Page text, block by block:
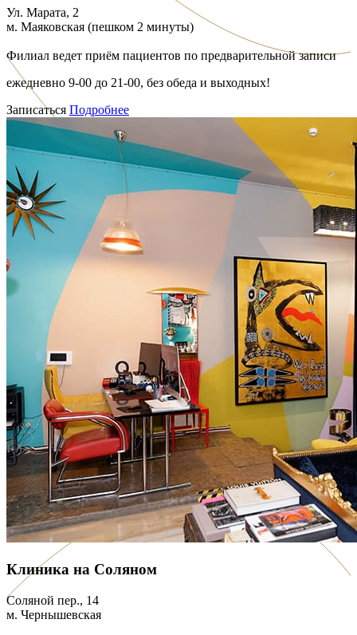
Ул. Марата, 2
м. Маяковская (пешком 2 минуты)
Филиал ведет приём пациентов по предварительной записи
ежедневно 9-00 до 21-00, без обеда и выходных!
Записаться Подробнее
Клиника на Соляном
Соляной пер., 14
м. Чернышевская